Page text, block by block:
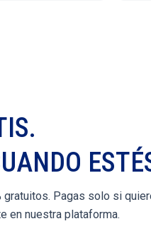
Pagas solo si
en nuestra plataforma.